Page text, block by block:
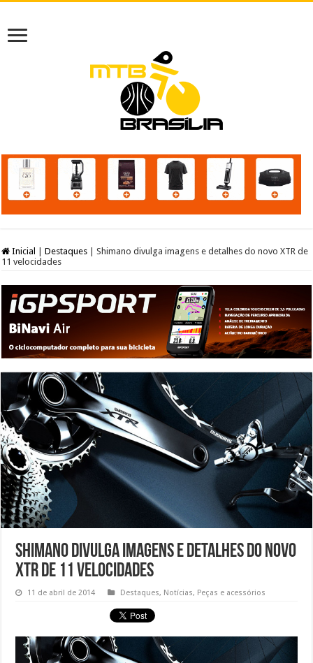
Inicial Destaques
Shimano divulga imagens e detalhes do novo XTR de
11 velocidades
Shimano divulga imagens e detalhes do novo
XTR de 11 velocidades
11 de abril de 2014 Destaques, Notícias, Peças e acessórios